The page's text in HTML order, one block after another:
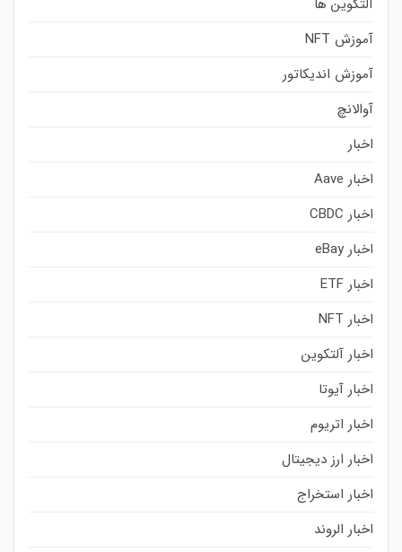
آلتکوین ها
آموزش NFT
آموزش اندیکاتور
آوالانچ
اخبار
اخبار Aave
اخبار CBDC
اخبار eBay
اخبار ETF
اخبار NFT
اخبار آلتکوین
اخبار آیوتا
اخبار اتریوم
اخبار ارز دیجیتال
اخبار استخراج
اخبار الروند